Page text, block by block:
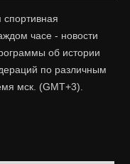
часе - новости
об истории
по различным
мск. (GMT+3).